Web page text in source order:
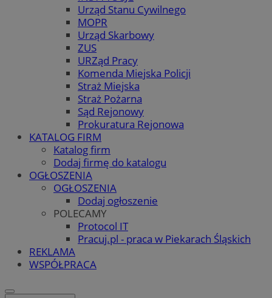
Urząd Stanu Cywilnego
MOPR
Urząd Skarbowy
ZUS
URZąd Pracy
Komenda Miejska Policji
Straż Miejska
Straż Pożarna
Sąd Rejonowy
Prokuratura Rejonowa
KATALOG FIRM
Katalog firm
Dodaj firmę do katalogu
OGŁOSZENIA
OGŁOSZENIA
Dodaj ogłoszenie
POLECAMY
Protocol IT
Pracuj.pl - praca w Piekarach Śląskich
REKLAMA
WSPÓŁPRACA